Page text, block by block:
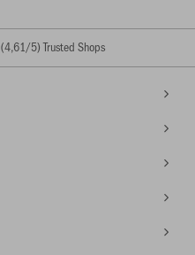
(4,61/5) Trusted Shops